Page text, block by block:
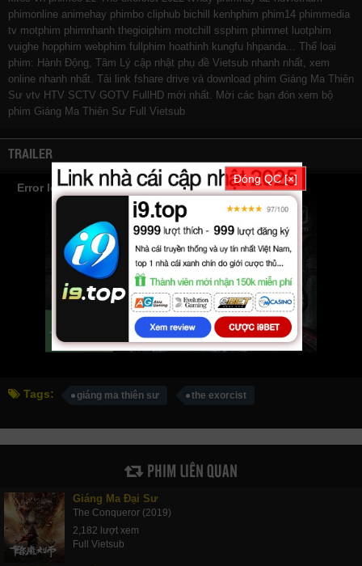
phimonline animehay phimbo cliphub bichill kenhphim phim14 phimmedia
tv motphim phimnhanh thegioiphim motchill ssphim phimnet luotphim
vuighe hopphim webphim fullphim hoathinh kungfu hhpanda ... Thể loại
phim: Hành Động, Tâm Lý cập nhật phụ đề Vietsub nhanh nhất, xem
online nhanh nhất. Tải link fshare drive và download phim Giáng Ma Thiên
Sư vtv HTV SCTV GOTV FullHD mới nhất. Mời các bạn đón xem bộ
phim Giáng Ma Thiên Sư Full Vietsub
TRAILER
Error loading YouTube: Video could not be played
Tags: giáng ma thiên sư the exorcist
PHIM LIÊN QUAN
Giáng Ma Đại Sư
The Conqueror (2019)
2,182 lượt xem
Full Vietsub
Đóng QC [×]